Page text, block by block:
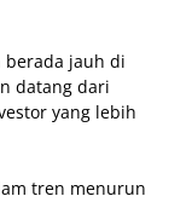
berada jauh di
datang dari
yang lebih
tren menurun